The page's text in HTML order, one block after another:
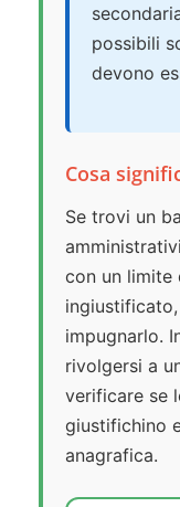
possibili
devono
Cosa
Se trovi un
con un limite
impugnarlo.
rivolgersi a
verificare se
giustifichino
anagrafica.